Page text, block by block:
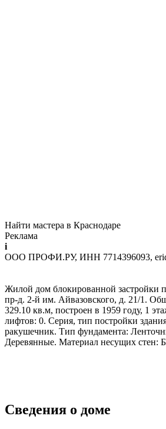
Найти мастера в Краснодаре
Реклама
i
ООО ПРОФИ.РУ, ИНН 7714396093,
Жилой дом блокированной застройки
пр-д. 2-й им. Айвазовского, д. 21/1.
329.10 кв.м, построен в 1959 году, 1
лифтов: 0. Серия, тип постройки
ракушечник. Тип фундамента:
Деревянные. Материал несущих стен:
Сведения о доме